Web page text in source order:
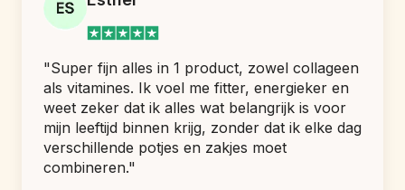
"Super fijn alles in 1 product, zowel collageen
als vitamines. Ik voel me fitter, energieker en
weet zeker dat ik alles wat belangrijk is voor
mijn leeftijd binnen krijg, zonder dat ik elke dag
verschillende potjes en zakjes moet
combineren."